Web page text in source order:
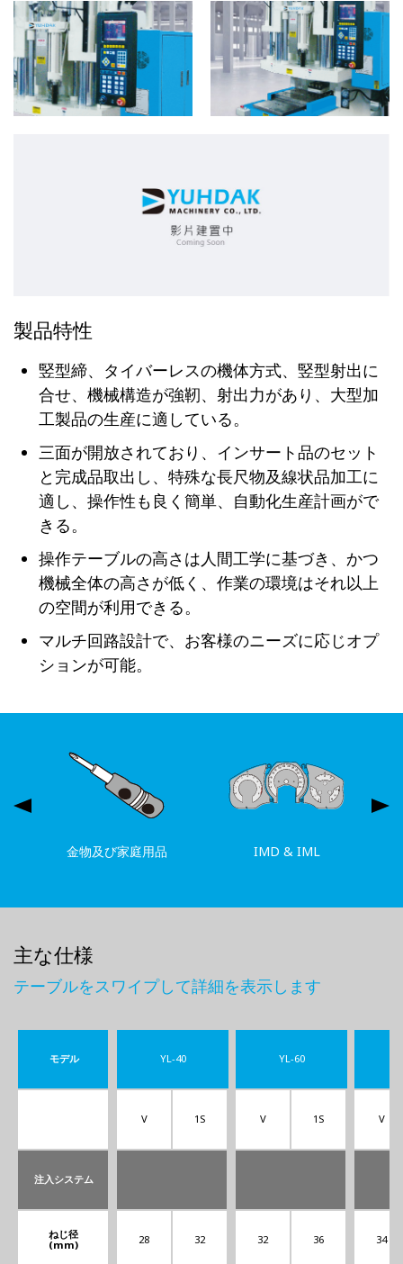
製品特性
竪型締、タイバーレスの機体方式、竪型射出に
合せ、機械構造が強靭、射出力があり、大型加
工製品の生産に適している。
三面が開放されており、インサート品のセット
と完成品取出し、特殊な長尺物及線状品加工に
適し、操作性も良く簡単、自動化生産計画がで
きる。
操作テーブルの高さは人間工学に基づき、かつ
機械全体の高さが低く、作業の環境はそれ以上
の空間が利用できる。
マルチ回路設計で、お客様のニーズに応じオプ
ションが可能。
金物及び家庭用品 IMD & IML
主な仕様
テーブルをスワイプして詳細を表示します
モデル
注入システム
ねじ径
(mm)
YL-40
V 1S
28 32
YL-60
V 1S
32 36
V
34